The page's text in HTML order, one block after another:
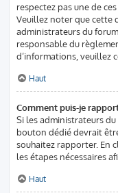
respectez pas une de
Veuillez noter que cette
administrateurs du
responsable du
d’informations, veuillez
Haut
Comment puis-je
Si les administrateurs
bouton dédié devrait
souhaitez rapporter. En
les étapes nécessaires
Haut